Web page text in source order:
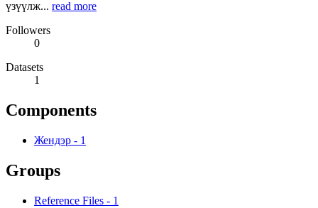
үзүүлж... read more
Followers
0
Datasets
1
Components
Жендэр - 1
Groups
Reference Files - 1